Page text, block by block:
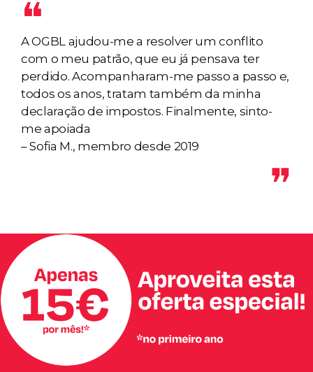
A OGBL ajudou-me a resolver um conflito
com o meu patrão, que eu já pensava ter
perdido. Acompanharam-me passo a passo e,
todos os anos, tratam também da minha
declaração de impostos. Finalmente, sinto-
me apoiada
– Sofia M., membro desde 2019